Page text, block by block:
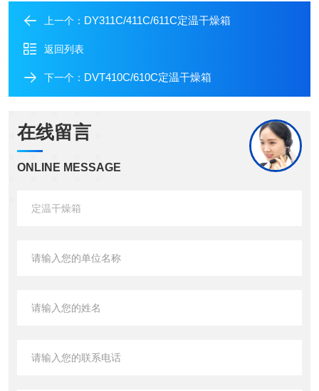
上一个： DY311C/411C/611C定温干燥箱
返回列表
下一个： DVT410C/610C定温干燥箱
在线留言
ONLINE MESSAGE